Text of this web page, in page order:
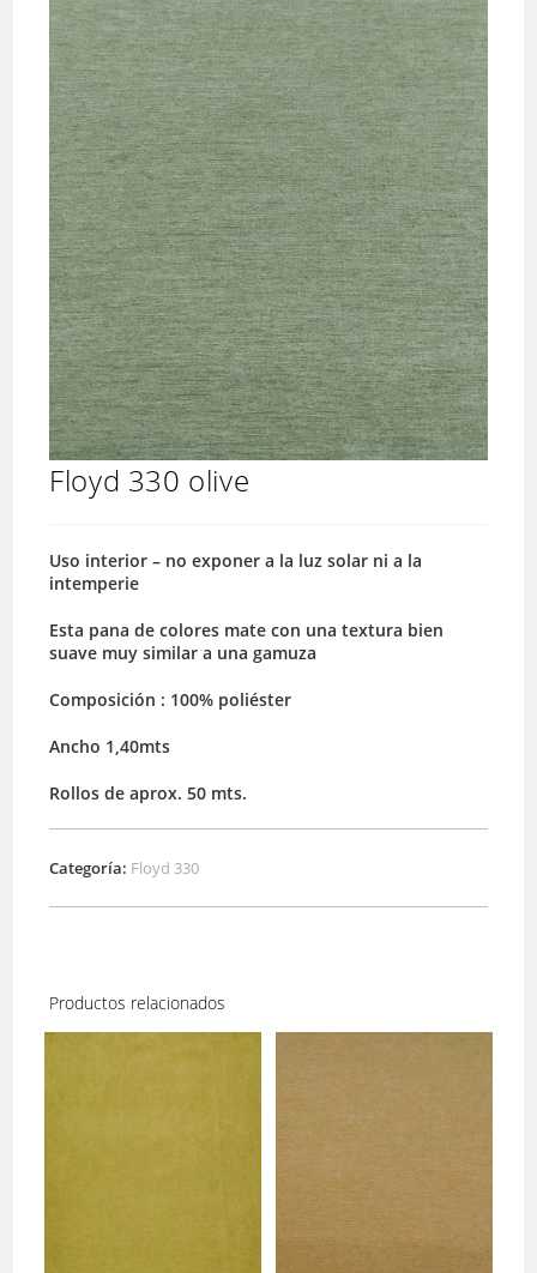
Floyd 330 olive
Uso interior – no exponer a la luz solar ni a la
intemperie
Esta pana de colores mate con una textura bien
suave muy similar a una gamuza
Composición : 100% poliéster
Ancho 1,40mts
Rollos de aprox. 50 mts.
Categoría: Floyd 330
Productos relacionados